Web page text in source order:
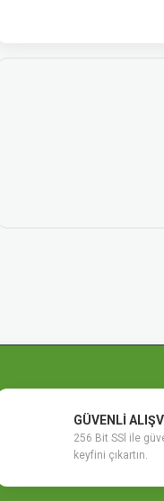
GÜVENLİ
256 Bit SSl ile
keyfini çıkartın.